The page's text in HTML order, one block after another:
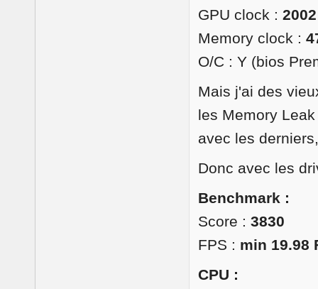
GPU clock :
Memory clock :
O/C : Y (bios
Mais j'ai des
les Memory
avec les
Donc avec les
Benchmark :
Score : 3830
FPS : min 19.98
CPU :